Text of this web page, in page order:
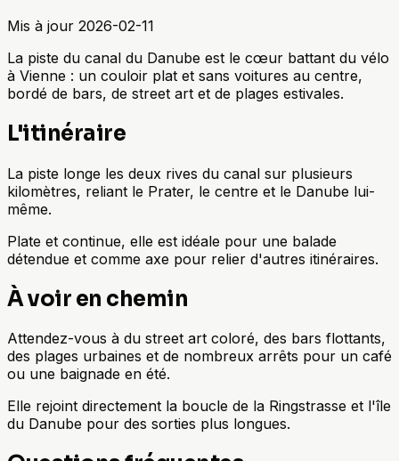
Mis à jour 2026-02-11
La piste du canal du Danube est le cœur battant du vélo
à Vienne : un couloir plat et sans voitures au centre,
bordé de bars, de street art et de plages estivales.
L'itinéraire
La piste longe les deux rives du canal sur plusieurs
kilomètres, reliant le Prater, le centre et le Danube lui-
même.
Plate et continue, elle est idéale pour une balade
détendue et comme axe pour relier d'autres itinéraires.
À voir en chemin
Attendez-vous à du street art coloré, des bars flottants,
des plages urbaines et de nombreux arrêts pour un café
ou une baignade en été.
Elle rejoint directement la boucle de la Ringstrasse et l'île
du Danube pour des sorties plus longues.